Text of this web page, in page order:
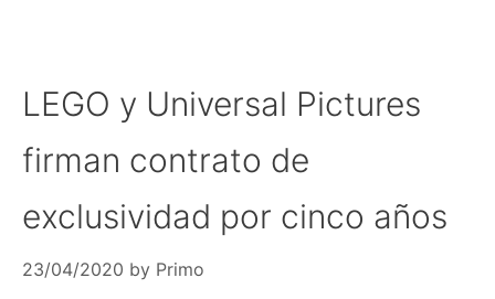
LEGO y Universal Pictures
firman contrato de
exclusividad por cinco años
23/04/2020 by Primo